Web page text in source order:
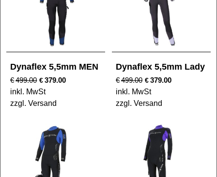
Dynaflex 5,5mm MEN
€499.00 € 379.00
inkl. MwSt
zzgl. Versand
Dynaflex 5,5mm Lady
€499.00 €379.00
inkl. MwSt
zzgl. Versand